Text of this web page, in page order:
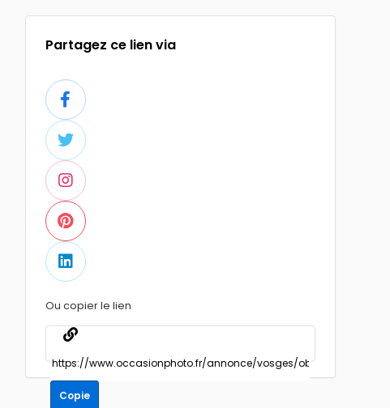
Partagez ce lien via
Ou copier le lien
Copie